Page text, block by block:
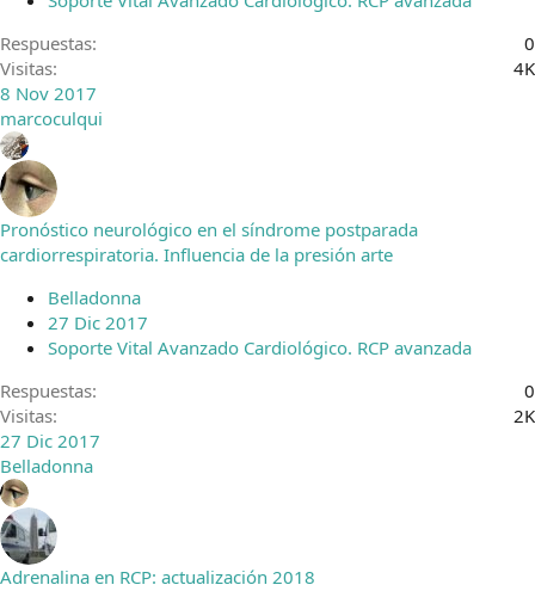
Respuestas
0
Visitas
4K
8 Nov 2017
marcoculqui
Pronóstico neurológico en el síndrome postparada
cardiorrespiratoria. Influencia de la presión arte
Belladonna
27 Dic 2017
Soporte Vital Avanzado Cardiológico. RCP avanzada
Respuestas
0
Visitas
2K
27 Dic 2017
Belladonna
Adrenalina en RCP: actualización 2018